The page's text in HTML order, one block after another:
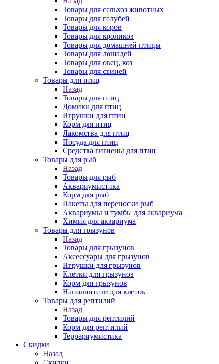
Товары для сельхоз животных
Товары для голубей
Товары для коров
Товары для кроликов
Товары для домашней птицы
Товары для лошадей
Товары для овец, коз
Товары для свиней
Товары для птиц
Назад
Товары для птиц
Домики для птиц
Игрушки для птиц
Корм для птиц
Лакомства для птиц
Посуда для птиц
Средства гигиены для птиц
Товары для рыб
Назад
Товары для рыб
Аквариумистика
Корм для рыб
Пакеты для переноски рыб
Аквариумы и тумбы для аквариума
Химия для аквариума
Товары для грызунов
Назад
Товары для грызунов
Аксессуары для грызунов
Игрушки для грызунов
Клетки для грызунов
Корм для грызунов
Наполнители для клеток
Товары для рептилий
Назад
Товары для рептилий
Корм для рептилий
Террариумистика
Скидки
Назад
Скидки